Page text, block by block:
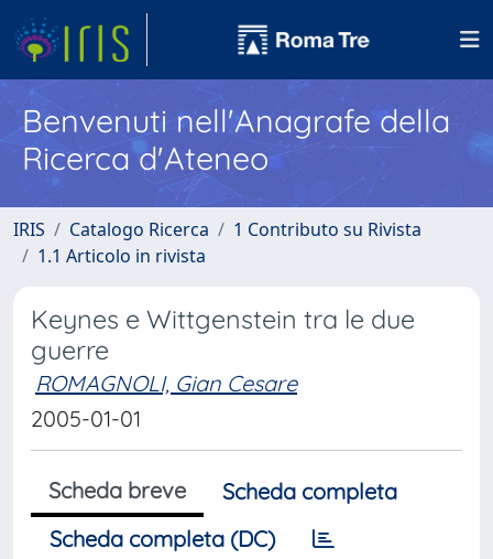
Benvenuti nell'Anagrafe della
Ricerca d'Ateneo
IRIS Catalogo Ricerca
1 Contributo su Rivista
1.1 Articolo in rivista
Keynes e Wittgenstein tra le due
guerre
ROMAGNOLI, Gian Cesare
2005-01-01
Scheda breve
Scheda completa
Scheda completa (DC)